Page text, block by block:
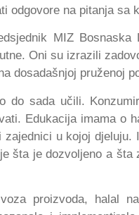
odgovore na pitanja sa
MIZ
Oni su izrazili
dosadašnjoj pruženoj
do sada učili.
Edukacija imama o
u kojoj
šta je dozvoljeno a šta
proizvoda, halal